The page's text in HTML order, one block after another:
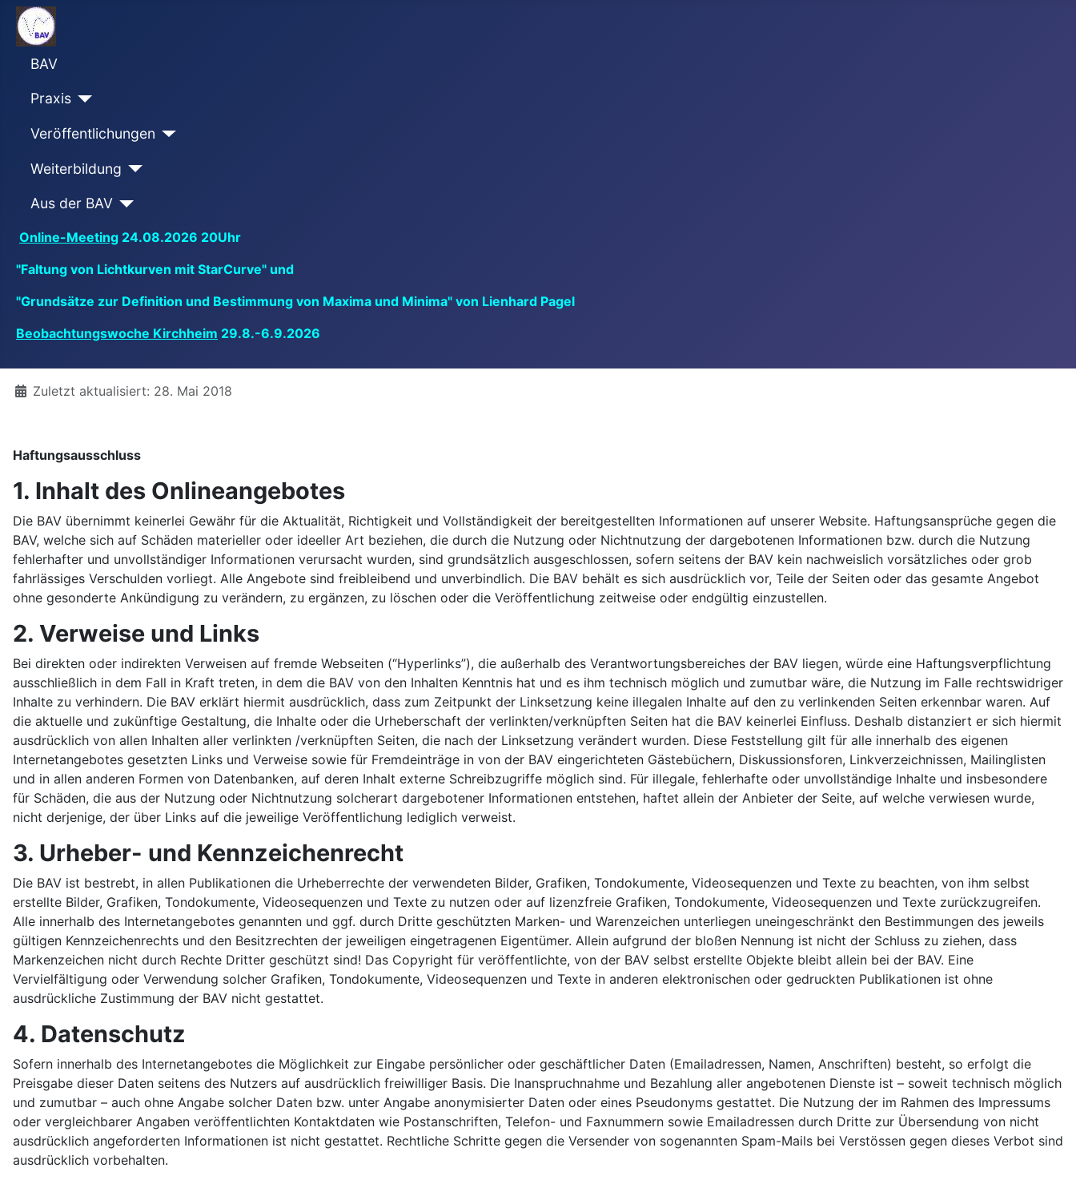
BAV
Praxis
Veröffentlichungen
Weiterbildung
Aus der BAV
Online-Meeting 24.08.2026 20Uhr
"Faltung von Lichtkurven mit StarCurve" und
"Grundsätze zur Definition und Bestimmung von Maxima und Minima" von Lienhard Pagel
Beobachtungswoche Kirchheim 29.8.-6.9.2026
DetailsZuletzt aktualisiert: 28. Mai 2018
Haftungsausschluss
1. Inhalt des Onlineangebotes
Die BAV übernimmt keinerlei Gewähr für die Aktualität, Richtigkeit und Vollständigkeit der bereitgestellten Informationen auf unserer Website. Haftungsansprüche gegen die
BAV, welche sich auf Schäden materieller oder ideeller Art beziehen, die durch die Nutzung oder Nichtnutzung der dargebotenen Informationen bzw. durch die Nutzung
fehlerhafter und unvollständiger Informationen verursacht wurden, sind grundsätzlich ausgeschlossen, sofern seitens der BAV kein nachweislich vorsätzliches oder grob
fahrlässiges Verschulden vorliegt. Alle Angebote sind freibleibend und unverbindlich. Die BAV behält es sich ausdrücklich vor, Teile der Seiten oder das gesamte Angebot
ohne gesonderte Ankündigung zu verändern, zu ergänzen, zu löschen oder die Veröffentlichung zeitweise oder endgültig einzustellen.
2. Verweise und Links
Bei direkten oder indirekten Verweisen auf fremde Webseiten (“Hyperlinks”), die außerhalb des Verantwortungsbereiches der BAV liegen, würde eine Haftungsverpflichtung
ausschließlich in dem Fall in Kraft treten, in dem die BAV von den Inhalten Kenntnis hat und es ihm technisch möglich und zumutbar wäre, die Nutzung im Falle rechtswidriger
Inhalte zu verhindern. Die BAV erklärt hiermit ausdrücklich, dass zum Zeitpunkt der Linksetzung keine illegalen Inhalte auf den zu verlinkenden Seiten erkennbar waren. Auf
die aktuelle und zukünftige Gestaltung, die Inhalte oder die Urheberschaft der verlinkten/verknüpften Seiten hat die BAV keinerlei Einfluss. Deshalb distanziert er sich hiermit
ausdrücklich von allen Inhalten aller verlinkten /verknüpften Seiten, die nach der Linksetzung verändert wurden. Diese Feststellung gilt für alle innerhalb des eigenen
Internetangebotes gesetzten Links und Verweise sowie für Fremdeinträge in von der BAV eingerichteten Gästebüchern, Diskussionsforen, Linkverzeichnissen, Mailinglisten
und in allen anderen Formen von Datenbanken, auf deren Inhalt externe Schreibzugriffe möglich sind. Für illegale, fehlerhafte oder unvollständige Inhalte und insbesondere
für Schäden, die aus der Nutzung oder Nichtnutzung solcherart dargebotener Informationen entstehen, haftet allein der Anbieter der Seite, auf welche verwiesen wurde,
nicht derjenige, der über Links auf die jeweilige Veröffentlichung lediglich verweist.
3. Urheber- und Kennzeichenrecht
Die BAV ist bestrebt, in allen Publikationen die Urheberrechte der verwendeten Bilder, Grafiken, Tondokumente, Videosequenzen und Texte zu beachten, von ihm selbst
erstellte Bilder, Grafiken, Tondokumente, Videosequenzen und Texte zu nutzen oder auf lizenzfreie Grafiken, Tondokumente, Videosequenzen und Texte zurückzugreifen.
Alle innerhalb des Internetangebotes genannten und ggf. durch Dritte geschützten Marken- und Warenzeichen unterliegen uneingeschränkt den Bestimmungen des jeweils
gültigen Kennzeichenrechts und den Besitzrechten der jeweiligen eingetragenen Eigentümer. Allein aufgrund der bloßen Nennung ist nicht der Schluss zu ziehen, dass
Markenzeichen nicht durch Rechte Dritter geschützt sind! Das Copyright für veröffentlichte, von der BAV selbst erstellte Objekte bleibt allein bei der BAV. Eine
Vervielfältigung oder Verwendung solcher Grafiken, Tondokumente, Videosequenzen und Texte in anderen elektronischen oder gedruckten Publikationen ist ohne
ausdrückliche Zustimmung der BAV nicht gestattet.
4. Datenschutz
Sofern innerhalb des Internetangebotes die Möglichkeit zur Eingabe persönlicher oder geschäftlicher Daten (Emailadressen, Namen, Anschriften) besteht, so erfolgt die
Preisgabe dieser Daten seitens des Nutzers auf ausdrücklich freiwilliger Basis. Die Inanspruchnahme und Bezahlung aller angebotenen Dienste ist – soweit technisch möglich
und zumutbar – auch ohne Angabe solcher Daten bzw. unter Angabe anonymisierter Daten oder eines Pseudonyms gestattet. Die Nutzung der im Rahmen des Impressums
oder vergleichbarer Angaben veröffentlichten Kontaktdaten wie Postanschriften, Telefon- und Faxnummern sowie Emailadressen durch Dritte zur Übersendung von nicht
ausdrücklich angeforderten Informationen ist nicht gestattet. Rechtliche Schritte gegen die Versender von sogenannten Spam-Mails bei Verstössen gegen dieses Verbot sind
ausdrücklich vorbehalten.